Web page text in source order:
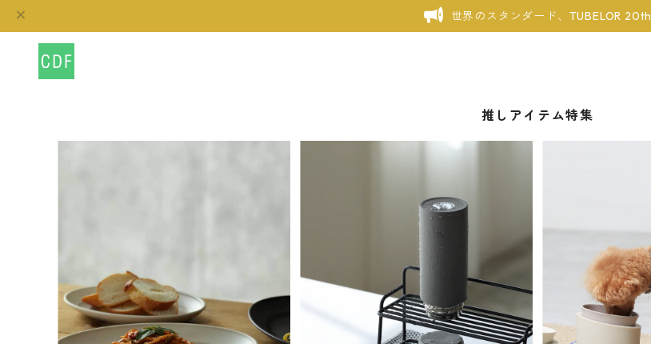
世界のスタンダード、TUBELOR 20th
推しアイテム特集